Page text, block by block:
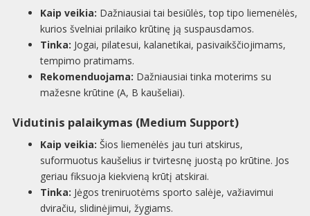
Kaip veikia: Dažniausiai tai besiūlės, top tipo liemenėlės,
kurios švelniai prilaiko krūtinę ją suspausdamos.
Tinka: Jogai, pilatesui, kalanetikai, pasivaikščiojimams,
tempimo pratimams.
Rekomenduojama: Dažniausiai tinka moterims su
mažesne krūtine (A, B kaušeliai).
Vidutinis palaikymas (Medium Support)
Kaip veikia: Šios liemenėlės jau turi atskirus,
suformuotus kaušelius ir tvirtesnę juostą po krūtine. Jos
geriau fiksuoja kiekvieną krūtį atskirai.
Tinka: Jėgos treniruotėms sporto salėje, važiavimui
dviračiu, slidinėjimui, žygiams.